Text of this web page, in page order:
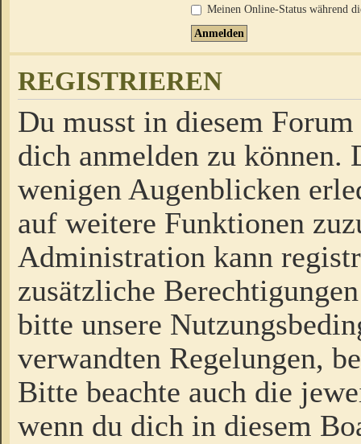
Meinen Online-Status während
REGISTRIEREN
Du musst in diesem
dich anmelden zu
wenigen Augenblicken
auf weitere Funktionen
Administration kann
zusätzliche
bitte unsere
verwandten Regelungen,
Bitte beachte auch die
wenn du dich in diesem